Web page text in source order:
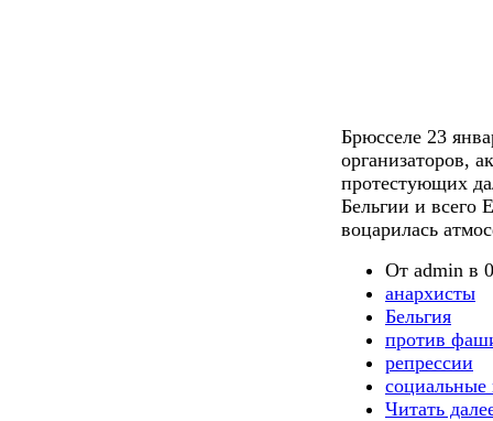
Брюсселе 23
организаторов,
протестующих
Бельгии и всего
воцарилась
От admin в
анархисты
Бельгия
против
репрессии
социальные
Читать